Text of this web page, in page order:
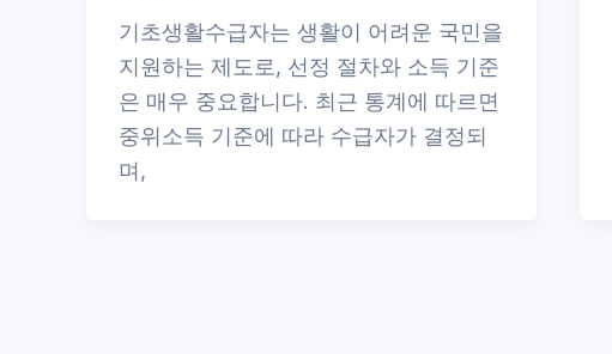
기초생활수급자는 생활이 어려운 국민을
지원하는 제도로, 선정 절차와 소득 기준
은 매우 중요합니다. 최근 통계에 따르면
중위소득 기준에 따라 수급자가 결정되
며,